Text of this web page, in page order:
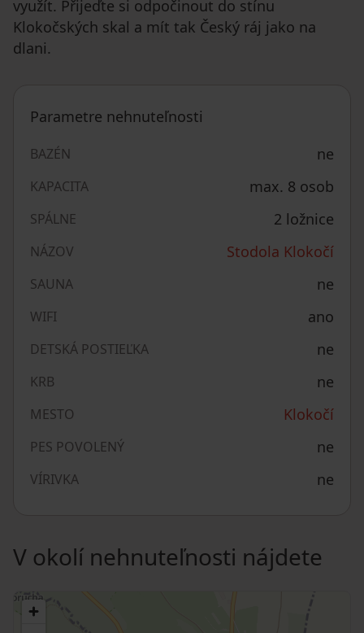
využít. Přijeďte si odpočinout do stínu
Klokočských skal a mít tak Český ráj jako na
dlani.
Parametre nehnuteľnosti
BAZÉN ne
KAPACITA max. 8 osob
SPÁLNE 2 ložnice
NÁZOV Stodola Klokočí
SAUNA ne
WIFI ano
DETSKÁ POSTIEĽKA ne
KRB ne
MESTO Klokočí
PES POVOLENÝ ne
VÍRIVKA ne
V okolí nehnuteľnosti nájdete